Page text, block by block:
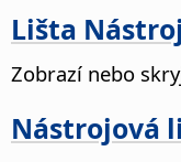
Lišta
Zobrazí nebo
Nástrojová